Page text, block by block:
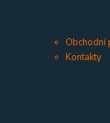
Obchodní
Kontakty